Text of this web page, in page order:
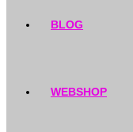
BLOG
WEBSHOP